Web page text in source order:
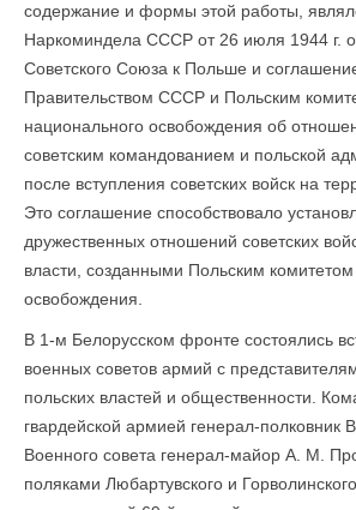
содержание и формы этой работы,
Наркоминдела СССР от 26 июля 1944 г.
Советского Союза к Польше и
Правительством СССР и Польским
национального освобождения об
советским командованием и польской
после вступления советских войск на
Это соглашение способствовало
дружественных отношений советских
власти, созданными Польским
освобождения.
В 1-м Белорусском фронте состоялись
военных советов армий с
польских властей и общественности.
гвардейской армией генерал-полковник
Военного совета генерал-майор А. М.
поляками Любартувского и